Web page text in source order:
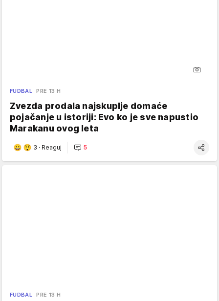
FUDBAL PRE 13 H
Zvezda prodala najskuplje domaće
pojačanje u istoriji: Evo ko je sve napustio
Marakanu ovog leta
3 · Reaguj 5
FUDBAL PRE 13 H